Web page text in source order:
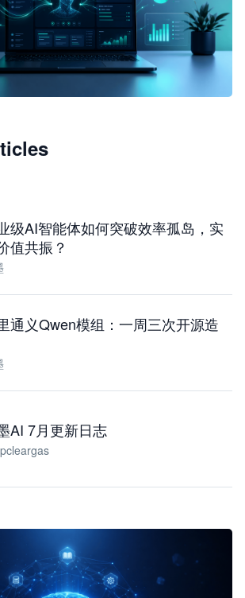
AI Agent 工作台
级AI智能体如何突破效率孤岛，实
值共振？
通义Qwen模组：一周三次开源造
AI 7月更新日志